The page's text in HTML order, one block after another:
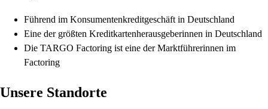
Führend im Konsumenten­kreditgeschäft in Deutschland
Eine der größten Kreditkarten­herausgeberinnen in Deutschland
Die TARGO Factoring ist eine der Marktführerinnen im
Factoring
Unsere Standorte